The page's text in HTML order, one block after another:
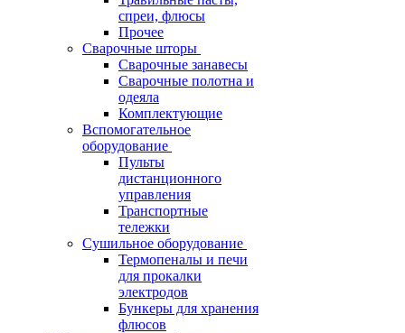
спреи, флюсы
Прочее
Сварочные шторы
Сварочные занавесы
Сварочные полотна и
одеяла
Комплектующие
Вспомогательное
оборудование
Пульты
дистанционного
управления
Транспортные
тележки
Сушильное оборудование
Термопеналы и печи
для прокалки
электродов
Бункеры для хранения
флюсов